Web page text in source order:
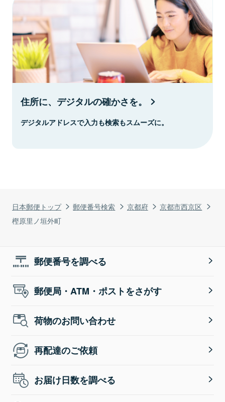
日本郵便トップ 郵便番号検索 京都府
京都市西京区
樫原里ノ垣外町
住所に、デジタルの確かさを。
デジタルアドレスで入力も検索もスムーズに。
郵便番号を調べる
郵便局・ATM・ポストをさがす
荷物のお問い合わせ
再配達のご依頼
お届け日数を調べる